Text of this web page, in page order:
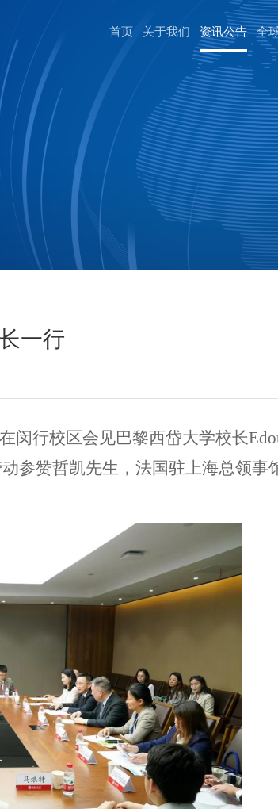
首页 关于我们 资讯公告 全
一行
闵行校区会见巴黎西岱大学校长
参赞哲凯先生 ，法国驻上海总领事